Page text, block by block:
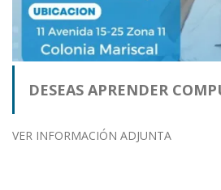
DESEAS APRENDER
VER INFORMACIÓN ADJUNTA